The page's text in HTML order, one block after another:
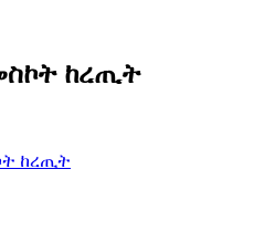
ከረጢት
ከረጢት